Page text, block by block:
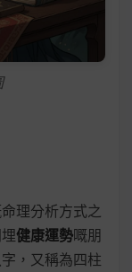
理分析方式之
健康運勢嘅朋
，又稱為四柱